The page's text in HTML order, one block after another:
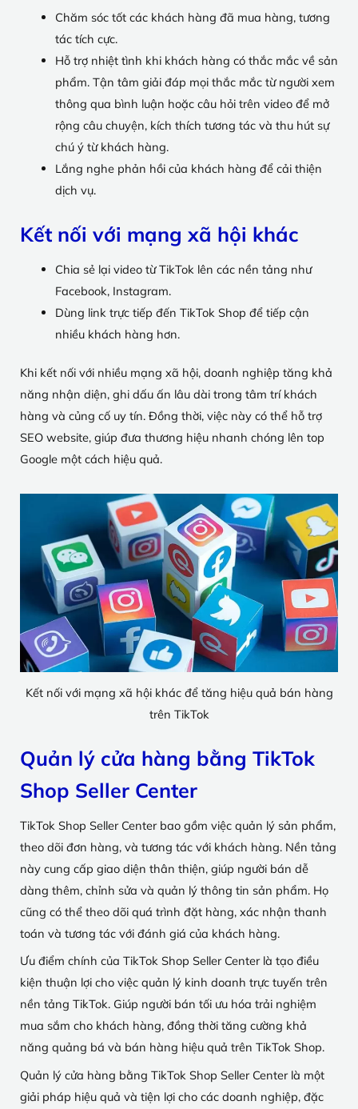
Chăm sóc tốt các khách hàng đã mua hàng, tương
tác tích cực.
Hỗ trợ nhiệt tình khi khách hàng có thắc mắc về sản
phẩm. Tận tâm giải đáp mọi thắc mắc từ người xem
thông qua bình luận hoặc câu hỏi trên video để mở
rộng câu chuyện, kích thích tương tác và thu hút sự
chú ý từ khách hàng.
Lắng nghe phản hồi của khách hàng để cải thiện
dịch vụ.
Kết nối với mạng xã hội khác
Chia sẻ lại video từ TikTok lên các nền tảng như
Facebook, Instagram.
Dùng link trực tiếp đến TikTok Shop để tiếp cận
nhiều khách hàng hơn.
Khi kết nối với nhiều mạng xã hội, doanh nghiệp tăng khả
năng nhận diện, ghi dấu ấn lâu dài trong tâm trí khách
hàng và củng cố uy tín. Đồng thời, việc này có thể hỗ trợ
SEO website, giúp đưa thương hiệu nhanh chóng lên top
Google một cách hiệu quả.
Kết nối với mạng xã hội khác để tăng hiệu quả bán hàng
trên TikTok
Quản lý cửa hàng bằng TikTok
Shop Seller Center
TikTok Shop Seller Center bao gồm việc quản lý sản phẩm,
theo dõi đơn hàng, và tương tác với khách hàng. Nền tảng
này cung cấp giao diện thân thiện, giúp người bán dễ
dàng thêm, chỉnh sửa và quản lý thông tin sản phẩm. Họ
cũng có thể theo dõi quá trình đặt hàng, xác nhận thanh
toán và tương tác với đánh giá của khách hàng.
Ưu điểm chính của TikTok Shop Seller Center là tạo điều
kiện thuận lợi cho việc quản lý kinh doanh trực tuyến trên
nền tảng TikTok. Giúp người bán tối ưu hóa trải nghiệm
mua sắm cho khách hàng, đồng thời tăng cường khả
năng quảng bá và bán hàng hiệu quả trên TikTok Shop.
Quản lý cửa hàng bằng TikTok Shop Seller Center là một
giải pháp hiệu quả và tiện lợi cho các doanh nghiệp, đặc